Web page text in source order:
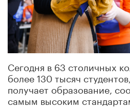
Сегодня в 63 столичных
более 130 тысяч
получает образование,
самым высоким